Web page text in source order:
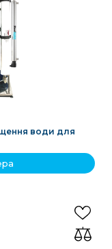
води для